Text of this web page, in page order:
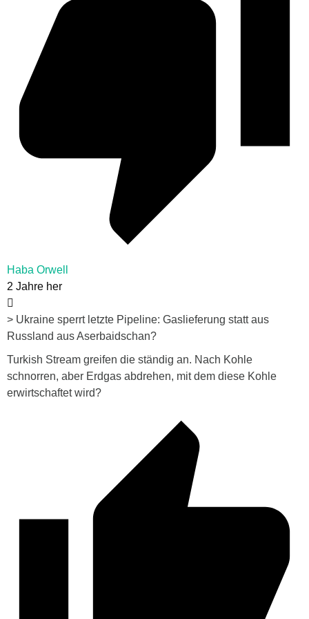
Haba Orwell
2 Jahre her
> Ukraine sperrt letzte Pipeline: Gaslieferung statt aus
Russland aus Aserbaidschan?
Turkish Stream greifen die ständig an. Nach Kohle
schnorren, aber Erdgas abdrehen, mit dem diese Kohle
erwirtschaftet wird?